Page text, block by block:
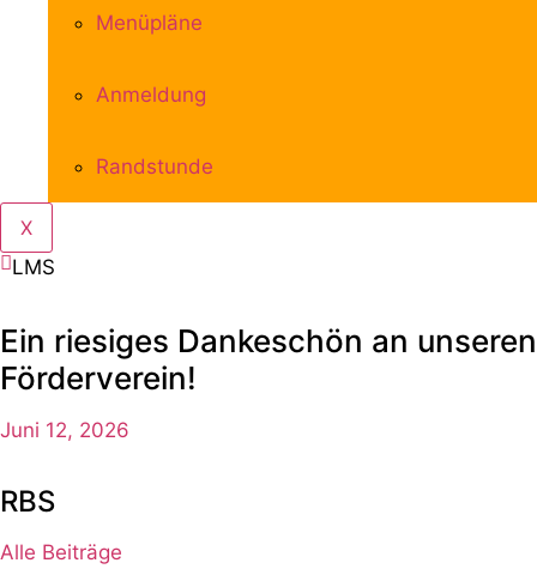
Menüpläne
Anmeldung
Randstunde
X
LMS
Ein riesiges Dankeschön an unseren
Förderverein!
Juni 12, 2026
RBS
Alle Beiträge